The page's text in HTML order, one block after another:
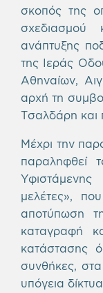
σκοπός της
σχεδιασμού
ανάπτυξης
της Ιεράς
Αθηναίων,
αρχή τη
Τσαλδάρη και
Μέχρι την
παραληφθεί
μελέτες»,
αποτύπωση
καταγραφή
κατάστασης
συνθήκες,
υπόγεια